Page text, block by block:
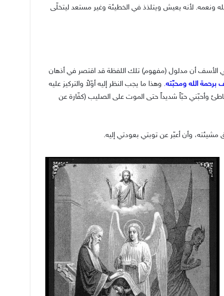
ونعمه. لأنه يعيش ويتلذذ في الخطيئة وغير مستعد ليتخلّى
الأسف أن مدلول (مفهوم) تلك اللفظة قد اقتصر في أذهان
برحمة الله ومحبّته. وهذا ما يجب النظر إليه أوّلاً والتركيز عليه
وأحبّني حبّاً شديداً حتى الموت على الصليب (كفّارة عن
وأن أعبّر عن توبتي بعودتي إليه.